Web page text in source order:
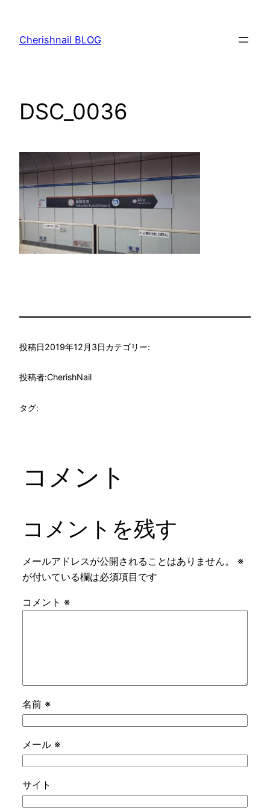
Cherishnail BLOG
DSC_0036
投稿日2019年12月3日カテゴリー:
投稿者:CherishNail
タグ:
コメント
コメントを残す
メールアドレスが公開されることはありません。
※
が付いている欄は必須項目です
コメント ※
名前 ※
メール ※
サイト